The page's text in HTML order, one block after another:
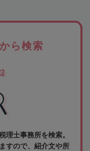
ら検索
理士事務所を検索。
すので、紹介文や所